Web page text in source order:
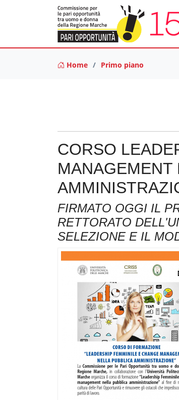
Home Primo piano
CORSO
MANAGEMENT
FIRMATO OGGI IL
RETTORATO
SELEZIONE E IL